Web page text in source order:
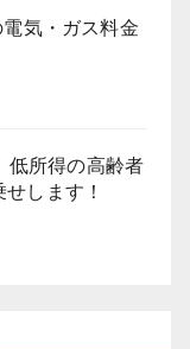
電気・ガス料金
低所得の高齢者
します！